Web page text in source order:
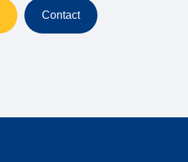
Contact